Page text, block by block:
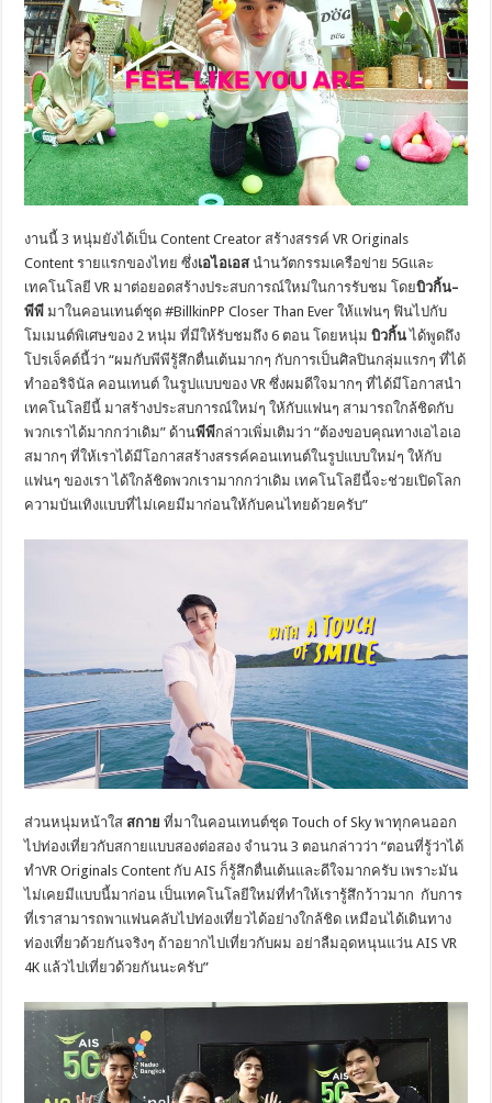
งานนี้3หนุ่มยังได้เป็น Content Creator สร้างสรรค์VR Originals
Contentรายแรกของไทย ซึ่งเอไอเอสนำนวัตกรรมเครือข่าย 5Gและ
เทคโนโลยีVRมาต่อยอดสร้างประสบการณ์ใหม่ในการรับชม โดยบิวกิ้น–
พีพีมาในคอนเทนต์ชุด #BillkinPP Closer Than Everให้แฟนๆ ฟินไปกับ
โมเมนต์พิเศษของ 2หนุ่ม ที่มีให้รับชมถึง6 ตอน โดยหนุ่มบิวกิ้นได้พูดถึง
โปรเจ็คต์นี้ว่า “ผมกับพีพีรู้สึกตื่นเต้นมากๆ กับการเป็นศิลปินกลุ่มแรกๆ ที่ได้
ทำออริจินัล คอนเทนต์ ในรูปแบบของVRซึ่งผมดีใจมากๆ ที่ได้มีโอกาสนำ
เทคโนโลยีนี้ มาสร้างประสบการณ์ใหม่ๆ ให้กับแฟนๆ สามารถใกล้ชิดกับ
พวกเราได้มากกว่าเดิม” ด้านพีพีกล่าวเพิ่มเติมว่า “ต้องขอบคุณทางเอไอเอ
สมากๆ ที่ให้เราได้มีโอกาสสร้างสรรค์คอนเทนต์ในรูปแบบใหม่ๆ ให้กับ
แฟนๆ ของเรา ได้ใกล้ชิดพวกเรามากกว่าเดิม เทคโนโลยีนี้จะช่วยเปิดโลก
ความบันเทิงแบบที่ไม่เคยมีมาก่อนให้กับคนไทยด้วยครับ”
ส่วนหนุ่มหน้าใสสกาย ที่มาในคอนเทนต์ชุด Touch of Skyพาทุกคนออก
ไปท่องเที่ยวกับสกายแบบสองต่อสอง จำนวน3 ตอนกล่าวว่า “ตอนที่รู้ว่าได้
ทำVR Originals Content กับAIS ก็รู้สึกตื่นเต้นและดีใจมากครับ เพราะมัน
ไม่เคยมีแบบนี้มาก่อน เป็นเทคโนโลยีใหม่ที่ทำให้เรารู้สึกว้าวมาก กับการ
ที่เราสามารถพาแฟนคลับไปท่องเที่ยวได้อย่างใกล้ชิด เหมือนได้เดินทาง
ท่องเที่ยวด้วยกันจริงๆ ถ้าอยากไปเที่ยวกับผม อย่าลืมอุดหนุนแว่นAIS VR
4K แล้วไปเที่ยวด้วยกันนะครับ”